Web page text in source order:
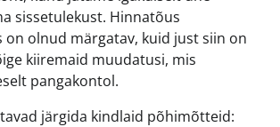
sissetulekust. Hinnatõus
olnud märgatav, kuid just siin on
kiiremaid muudatusi, mis
pangakontol.
järgida kindlaid põhimõtteid: